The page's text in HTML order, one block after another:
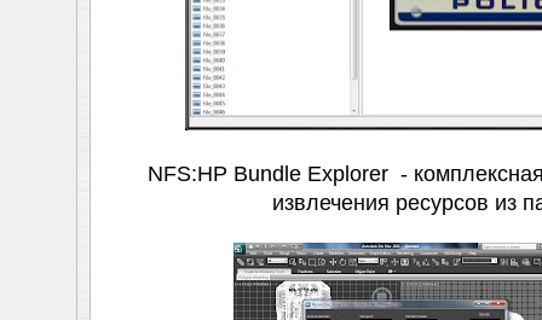
NFS:HP Bundle Explorer -
извлечения ресурсов из